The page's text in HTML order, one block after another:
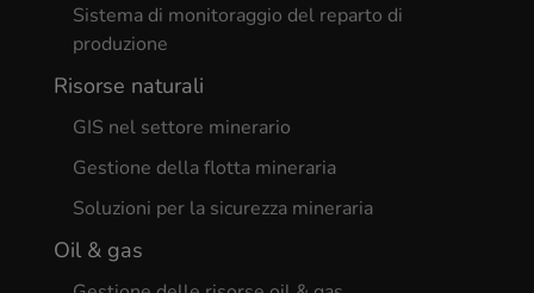
Sistema di monitoraggio del reparto di
produzione
Risorse naturali
GIS nel settore minerario
Gestione della flotta mineraria
Soluzioni per la sicurezza mineraria
Oil & gas